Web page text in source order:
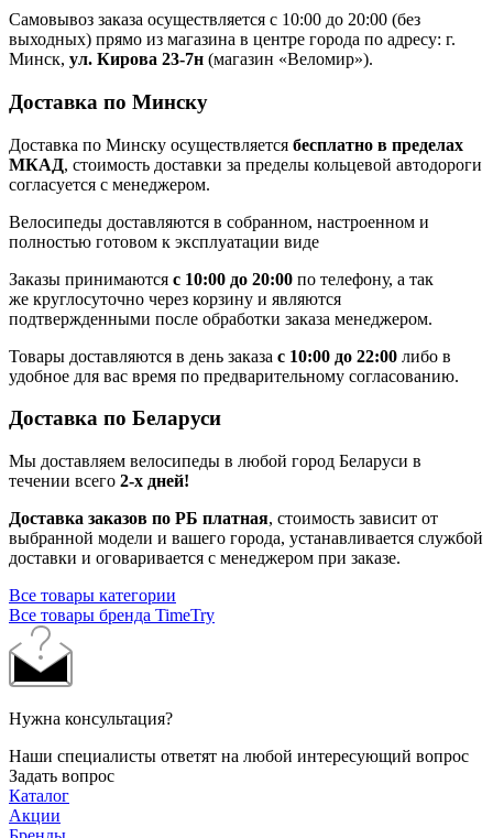
Самовывоз заказа осуществляется с 10:00 до 20:00 (без
выходных) прямо из магазина в центре города по адресу: г.
Минск, ул. Кирова 23-7н (магазин «Веломир»).
Доставка по Минску
Доставка по Минску осуществляется бесплатно в пределах
МКАД, стоимость доставки за пределы кольцевой автодороги
согласуется с менеджером.
Велосипеды доставляются в собранном, настроенном и
полностью готовом к эксплуатации виде
Заказы принимаются с 10:00 до 20:00 по телефону, а так
же круглосуточно через корзину и являются
подтвержденными после обработки заказа менеджером.
Товары доставляются в день заказа с 10:00 до 22:00 либо в
удобное для вас время по предварительному согласованию.
Доставка по Беларуси
Мы доставляем велосипеды в любой город Беларуси в
течении всего 2-х дней!
Доставка заказов по РБ платная, стоимость зависит от
выбранной модели и вашего города, устанавливается службой
доставки и оговаривается с менеджером при заказе.
Все товары категории
Все товары бренда TimeTry
Нужна консультация?
Наши специалисты ответят на любой интересующий вопрос
Задать вопрос
Каталог
Акции